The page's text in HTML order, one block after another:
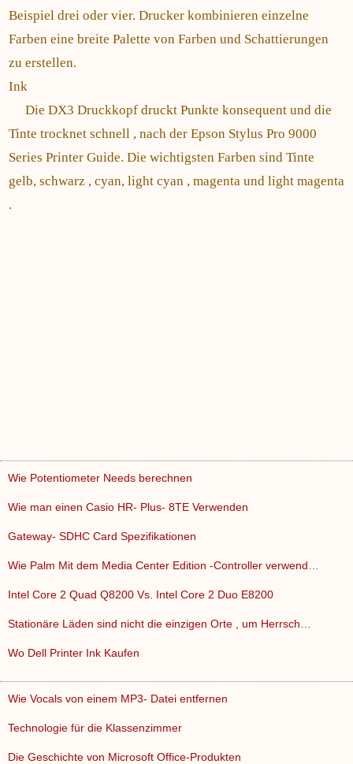
Beispiel drei oder vier. Drucker kombinieren einzelne
Farben eine breite Palette von Farben und Schattierungen
zu erstellen.
Ink
Die DX3 Druckkopf druckt Punkte konsequent und die
Tinte trocknet schnell , nach der Epson Stylus Pro 9000
Series Printer Guide. Die wichtigsten Farben sind Tinte
gelb, schwarz , cyan, light cyan , magenta und light magenta
.
Wie Potentiometer Needs berechnen
Wie man einen Casio HR- Plus- 8TE Verwenden
Gateway- SDHC Card Spezifikationen
Intel Core 2 Quad Q8200 Vs. Intel Core 2 Duo E8200
Stationäre Läden sind nicht die einzigen Orte , um Herrsch…
Wo Dell Printer Ink Kaufen
Wie Vocals von einem MP3- Datei entfernen
Technologie für die Klassenzimmer
Die Geschichte von Microsoft Office-Produkten